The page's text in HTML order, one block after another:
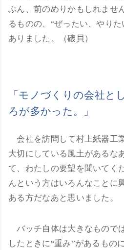
ぶん、前のめりかもしれませ
るものの、“ぜったい、やり
ありました。（磯貝）
「モノづくりの会社と
ろが多かった。」
会社を訪問して村上紙器工
大切にしている風土があるな
て、わたしの要望を聞いてく
んという方はいろんなことに
ある方だなあと思いました。
バッチ自体は大きなもので
したときに“重み”があるもの